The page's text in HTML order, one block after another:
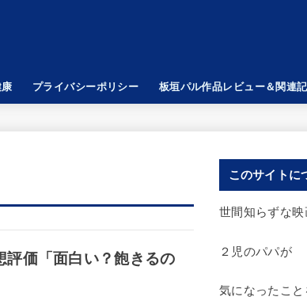
プライバシーポリシー 板垣パル作品レビュー＆関連
価「面白い？飽きるの
このサイトに
世間知らずな映
２児のパパが
気になったこと